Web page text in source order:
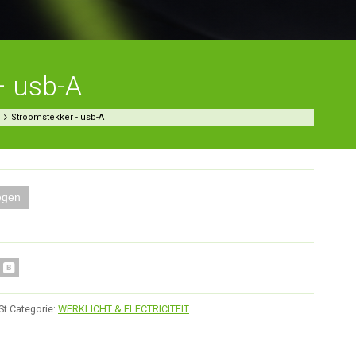
usb-A
Stroomstekker - usb-A
Categorie: WERKLICHT & ELECTRICITEIT